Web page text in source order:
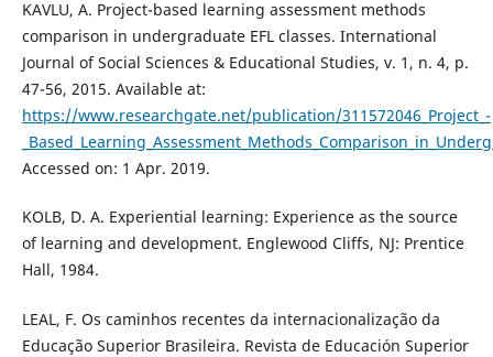
KAVLU, A. Project-based learning assessment methods
comparison in undergraduate EFL classes. International
Journal of Social Sciences & Educational Studies, v. 1, n. 4, p.
47-56, 2015. Available at:
https://www.researchgate.net/publication/311572046_Project_-
Accessed on: 1 Apr. 2019.
KOLB, D. A. Experiential learning: Experience as the source
of learning and development. Englewood Cliffs, NJ: Prentice
Hall, 1984.
LEAL, F. Os caminhos recentes da internacionalização da
Educação Superior Brasileira. Revista de Educación Superior